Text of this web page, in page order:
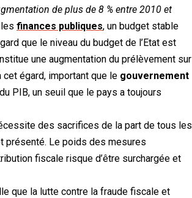
de plus de 8 % entre 2010 et
finances publiques, un budget stable
que le niveau du budget de l’Etat est
une augmentation du prélèvement sur
égard, important que le gouvernement
PIB, un seuil que le pays a toujours
des sacrifices de la part de tous les
présenté. Le poids des mesures
fiscale risque d’être surchargée et
que la lutte contre la fraude fiscale et